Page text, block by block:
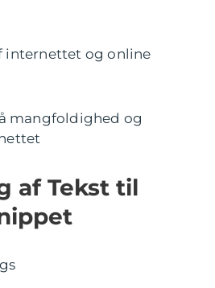
internettet og online
mangfoldighed og
af Tekst til